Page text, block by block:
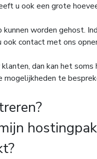
u ook een grote
worden gehost.
contact met ons
dan kan het
te